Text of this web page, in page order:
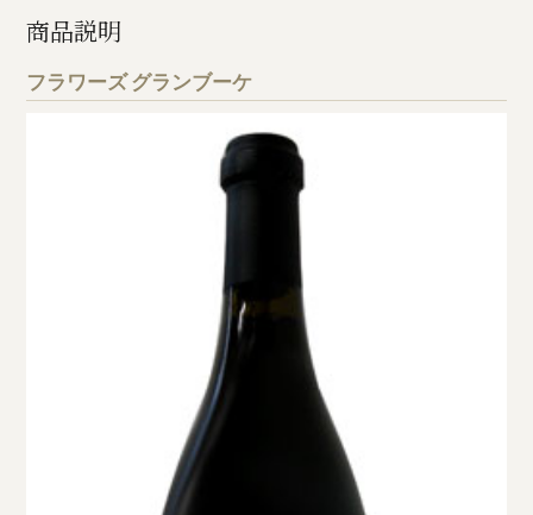
商品説明
フラワーズ グランブーケ